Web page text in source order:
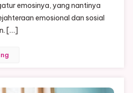
emosinya, yang nantinya
emosional dan sosial
[…]